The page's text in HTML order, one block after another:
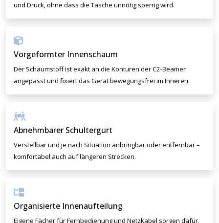
und Druck, ohne dass die Tasche unnötig sperrig wird.
Vorgeformter Innenschaum
Der Schaumstoff ist exakt an die Konturen der C2-Beamer
angepasst und fixiert das Gerät bewegungsfrei im Inneren.
Abnehmbarer Schultergurt
Verstellbar und je nach Situation anbringbar oder entfernbar –
komfortabel auch auf längeren Strecken.
Organisierte Innenaufteilung
Eigene Fächer für Fernbedienung und Netzkabel sorgen dafür,